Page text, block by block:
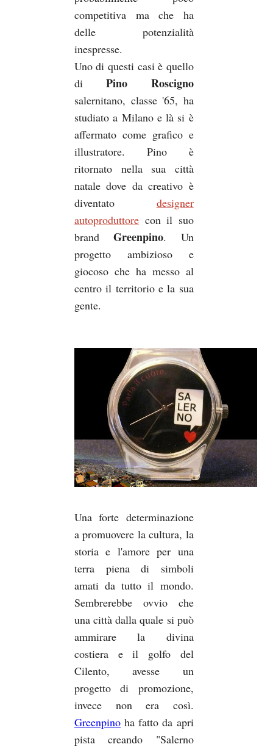
competitiva ma che ha
delle potenzialità
inespresse.
Uno di questi casi è quello
diPino Roscigno
salernitano, classe '65, ha
studiato a Milano e là si è
affermato come grafico e
illustratore. Pino è
ritornato nella sua città
natale dove da creativo è
diventato designer
autoproduttorecon il suo
brandGreenpino. Un
progetto ambizioso e
giocoso che ha messo al
centro il territorio e la sua
gente.
Una forte determinazione
a promuovere la cultura, la
storia e l'amore per una
terra piena di simboli
amati da tutto il mondo.
Sembrerebbe ovvio che
una città dalla quale si può
ammirare la divina
costiera e il golfo del
Cilento, avesse un
progetto di promozione,
invece non era così.
Greenpinoha fatto da apri
pista creando "Salerno